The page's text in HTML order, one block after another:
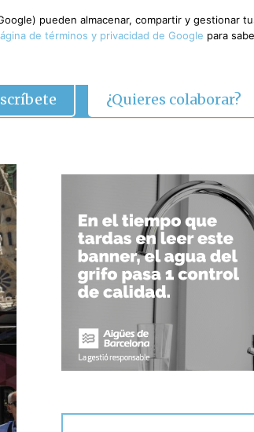
¿Quieres colaborar?
pueden almacenar, compartir y gestionar
de términos y privacidad de Google para